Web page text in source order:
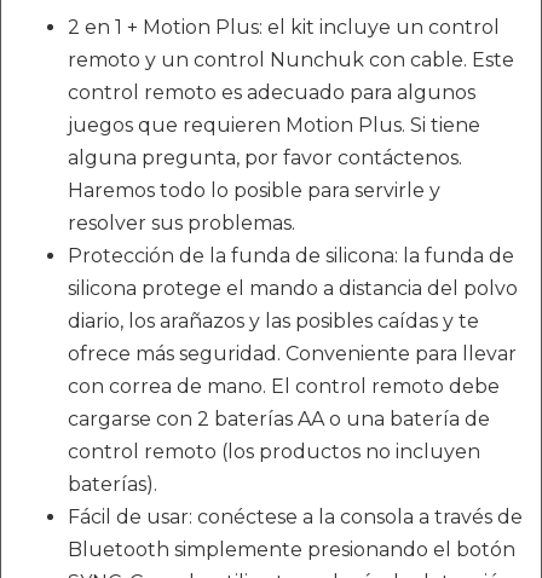
2 en 1 + Motion Plus: el kit incluye un control
remoto y un control Nunchuk con cable. Este
control remoto es adecuado para algunos
juegos que requieren Motion Plus. Si tiene
alguna pregunta, por favor contáctenos.
Haremos todo lo posible para servirle y
resolver sus problemas.
Protección de la funda de silicona: la funda de
silicona protege el mando a distancia del polvo
diario, los arañazos y las posibles caídas y te
ofrece más seguridad. Conveniente para llevar
con correa de mano. El control remoto debe
cargarse con 2 baterías AA o una batería de
control remoto (los productos no incluyen
baterías).
Fácil de usar: conéctese a la consola a través de
Bluetooth simplemente presionando el botón